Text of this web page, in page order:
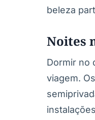
beleza
Noites
Dormir no
viagem.